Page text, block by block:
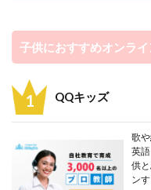
子供におすすめオンラ
QQキッズ
歌
英
供
ン